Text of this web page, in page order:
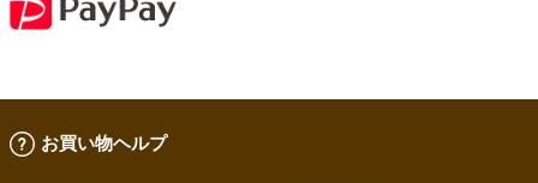
お買い物ヘルプ